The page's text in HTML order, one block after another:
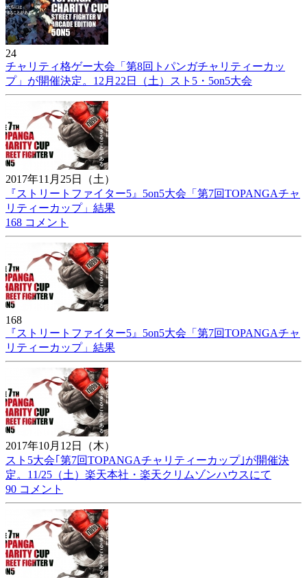
24
チャリティ格ゲー大会「第8回トパンガチャリティーカッ
プ」が開催決定。12月22日（土）スト5・5on5大会
2017年11月25日（土）
『ストリートファイター5』5on5大会「第7回TOPANGAチャ
リティーカップ」結果
168 コメント
168
『ストリートファイター5』5on5大会「第7回TOPANGAチャ
リティーカップ」結果
2017年10月12日（木）
スト5大会｢第7回TOPANGAチャリティーカップ｣が開催決
定。11/25（土）楽天本社・楽天クリムゾンハウスにて
90 コメント